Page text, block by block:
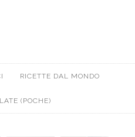
RICETTE DAL MONDO
(POCHE)